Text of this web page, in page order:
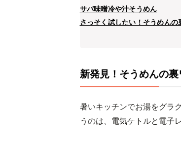
サバ味噌冷や汁そうめん
さっそく試したい！そうめんの
新発見！そうめんの
暑いキッチンでお湯をグラ
うのは、電気ケトルと電子